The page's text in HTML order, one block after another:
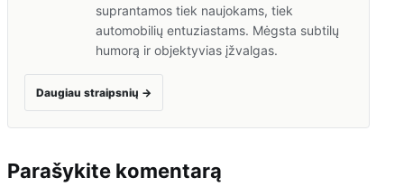
suprantamos tiek naujokams, tiek
automobilių entuziastams. Mėgsta subtilų
humorą ir objektyvias įžvalgas.
Daugiau straipsnių →
Parašykite komentarą